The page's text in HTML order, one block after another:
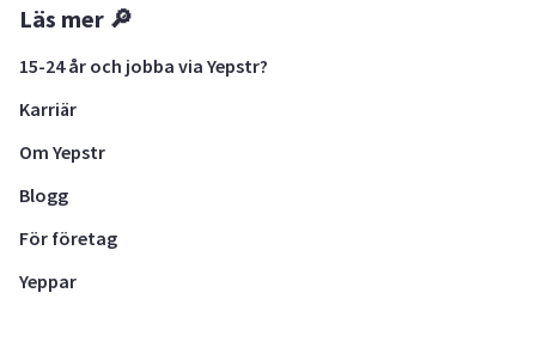
Läs mer 🔎
15-24 år och jobba via Yepstr?
Karriär
Om Yepstr
Blogg
För företag
Yeppar